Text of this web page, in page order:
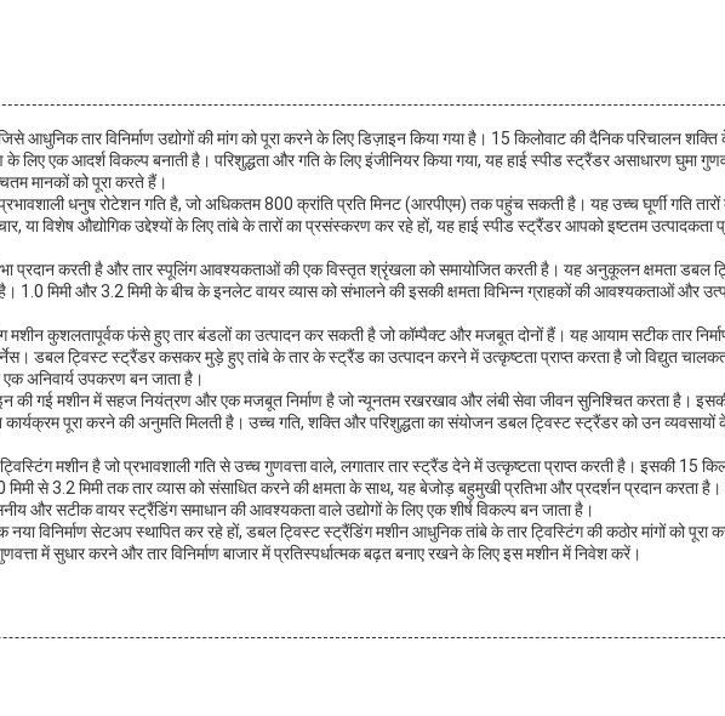
आधुनिक तार विनिर्माण उद्योगों की मांग को पूरा करने के लिए डिज़ाइन किया गया है। 15 किलोवाट की दैनिक परिचालन
लिए एक आदर्श विकल्प बनाती है। परिशुद्धता और गति के लिए इंजीनियर किया गया, यह हाई स्पीड स्ट्रैंडर असाधारण घुमा
मानकों को पूरा करते हैं।
धनुष रोटेशन गति है, जो अधिकतम 800 क्रांति प्रति मिनट (आरपीएम) तक पहुंच सकती है। यह उच्च घूर्णी गति
या विशेष औद्योगिक उद्देश्यों के लिए तांबे के तारों का प्रसंस्करण कर रहे हों, यह हाई स्पीड स्ट्रैंडर आपको इष्टतम
प्रदान करती है और तार स्पूलिंग आवश्यकताओं की एक विस्तृत श्रृंखला को समायोजित करती है। यह अनुकूलन क्षमता डबल
1.0 मिमी और 3.2 मिमी के बीच के इनलेट वायर व्यास को संभालने की इसकी क्षमता विभिन्न ग्राहकों की आवश्यकताओं और
मशीन कुशलतापूर्वक फंसे हुए तार बंडलों का उत्पादन कर सकती है जो कॉम्पैक्ट और मजबूत दोनों हैं। यह आयाम सटीक तार
डबल ट्विस्ट स्ट्रैंडर कसकर मुड़े हुए तांबे के तार के स्ट्रैंड का उत्पादन करने में उत्कृष्टता प्राप्त करता है जो विद्युत
एक अनिवार्य उपकरण बन जाता है।
की गई मशीन में सहज नियंत्रण और एक मजबूत निर्माण है जो न्यूनतम रखरखाव और लंबी सेवा जीवन सुनिश्चित करता है।
कार्यक्रम पूरा करने की अनुमति मिलती है। उच्च गति, शक्ति और परिशुद्धता का संयोजन डबल ट्विस्ट स्ट्रैंडर को उन
मशीन है जो प्रभावशाली गति से उच्च गुणवत्ता वाले, लगातार तार स्ट्रैंड देने में उत्कृष्टता प्राप्त करती है। इसकी 15
से 3.2 मिमी तक तार व्यास को संसाधित करने की क्षमता के साथ, यह बेजोड़ बहुमुखी प्रतिभा और प्रदर्शन प्रदान करता
और सटीक वायर स्ट्रैंडिंग समाधान की आवश्यकता वाले उद्योगों के लिए एक शीर्ष विकल्प बन जाता है।
विनिर्माण सेटअप स्थापित कर रहे हों, डबल ट्विस्ट स्ट्रैंडिंग मशीन आधुनिक तांबे के तार ट्विस्टिंग की कठोर मांगों को
में सुधार करने और तार विनिर्माण बाजार में प्रतिस्पर्धात्मक बढ़त बनाए रखने के लिए इस मशीन में निवेश करें।